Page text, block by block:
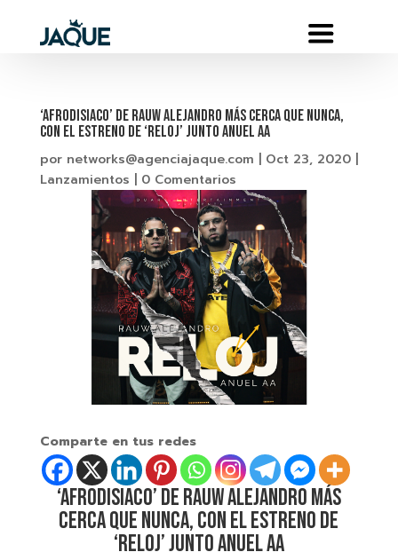
‘AFRODISIACO’ DE RAUW ALEJANDRO MÁS CERCA QUE NUNCA,
CON EL ESTRENO DE ‘RELOJ’ JUNTO ANUEL AA
por networks@agenciajaque.com Oct 23, 2020|
Lanzamientos
0 Comentarios
Comparte en tus redes
‘AFRODISIACO’ DE RAUW ALEJANDRO MÁS
CERCA QUE NUNCA, CON EL ESTRENO DE
‘RELOJ’ JUNTO ANUEL AA